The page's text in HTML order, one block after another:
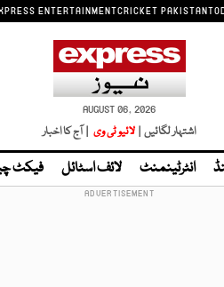
ENTERTAINMENTCRICKET PAKISTAN
AUGUST 06, 2026
اشتہار لگائیں | لائیو ٹی وی | آج کا اخبار
انٹرٹینمنٹ لائف اسٹائل فیکٹ